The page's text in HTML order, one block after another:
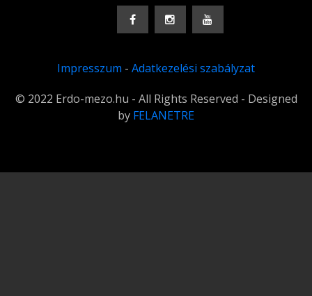
Impresszum - Adatkezelési szabályzat
© 2022 Erdo-mezo.hu - All Rights Reserved - Designed
by FELANETRE